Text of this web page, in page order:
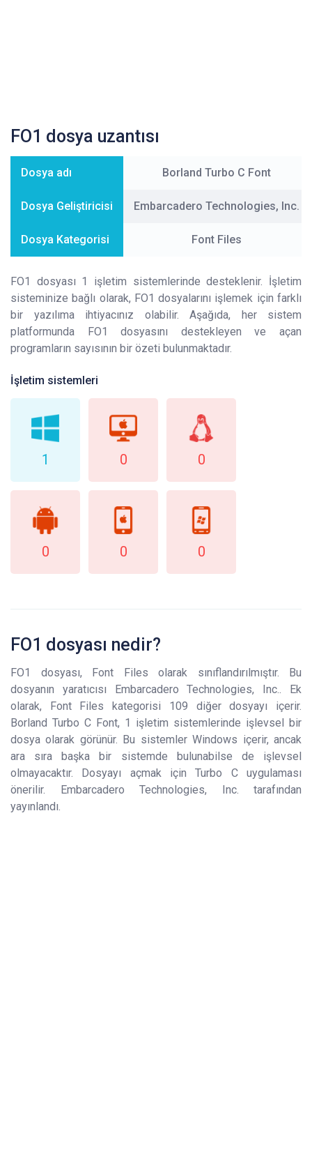
FO1 dosya uzantısı
Dosya adı Borland Turbo C Font
Dosya Geliştiricisi Embarcadero Technologies, Inc.
Dosya Kategorisi Font Files
FO1 dosyası 1 işletim sistemlerinde desteklenir. İşletim
sisteminize bağlı olarak, FO1 dosyalarını işlemek için farklı
bir yazılıma ihtiyacınız olabilir. Aşağıda, her sistem
platformunda FO1 dosyasını destekleyen ve açan
programların sayısının bir özeti bulunmaktadır.
İşletim sistemleri
1 0 0
0 0 0
FO1 dosyası nedir?
FO1 dosyası, Font Files olarak sınıflandırılmıştır. Bu
dosyanın yaratıcısı Embarcadero Technologies, Inc.. Ek
olarak, Font Files kategorisi 109 diğer dosyayı içerir.
Borland Turbo C Font, 1 işletim sistemlerinde işlevsel bir
dosya olarak görünür. Bu sistemler Windows içerir, ancak
ara sıra başka bir sistemde bulunabilse de işlevsel
olmayacaktır. Dosyayı açmak için Turbo C uygulaması
önerilir. Embarcadero Technologies, Inc. tarafından
yayınlandı.